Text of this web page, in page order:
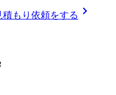
積もり依頼をする chevron_right